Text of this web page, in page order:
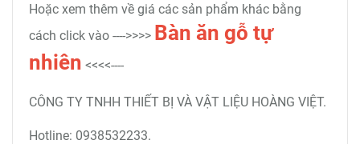
Hoặc xem thêm về giá các sản phẩm khác bằng
cách click vào ---->>>> Bàn ăn gỗ tự
nhiên <<<<----
CÔNG TY TNHH THIẾT BỊ VÀ VẬT LIỆU HOÀNG VIỆT.
Hotline: 0938532233.